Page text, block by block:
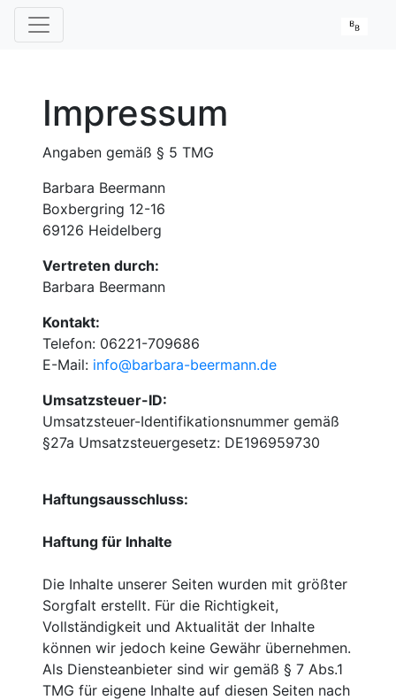
Impressum
Angaben gemäß § 5 TMG
Barbara Beermann
Boxbergring 12-16
69126 Heidelberg
Vertreten durch:
Barbara Beermann
Kontakt:
Telefon: 06221-709686
E-Mail: info@barbara-beermann.de
Umsatzsteuer-ID:
Umsatzsteuer-Identifikationsnummer gemäß
§27a Umsatzsteuergesetz: DE196959730
Haftungsausschluss:
Haftung für Inhalte
Die Inhalte unserer Seiten wurden mit größter
Sorgfalt erstellt. Für die Richtigkeit,
Vollständigkeit und Aktualität der Inhalte
können wir jedoch keine Gewähr übernehmen.
Als Diensteanbieter sind wir gemäß § 7 Abs.1
TMG für eigene Inhalte auf diesen Seiten nach